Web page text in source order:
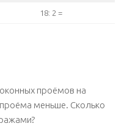
18: 2 =
проёмов на
меньше. Сколько